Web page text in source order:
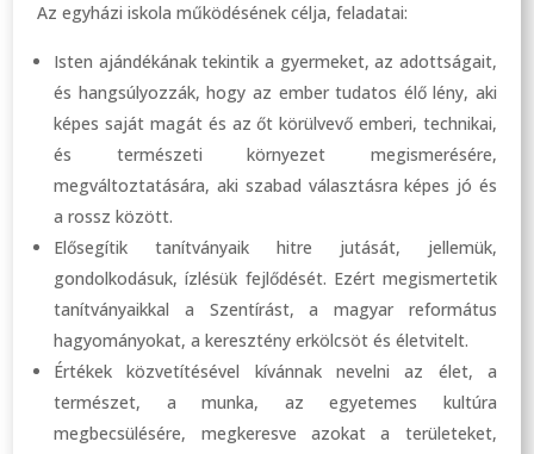
Az egyházi iskola működésének célja, feladatai:
Isten ajándékának tekintik a gyermeket, az adottságait,
és hangsúlyozzák, hogy az ember tudatos élő lény, aki
képes saját magát és az őt körülvevő emberi, technikai,
és természeti környezet megismerésére,
megváltoztatására, aki szabad választásra képes jó és
a rossz között.
Elősegítik tanítványaik hitre jutását, jellemük,
gondolkodásuk, ízlésük fejlődését. Ezért megismertetik
tanítványaikkal a Szentírást, a magyar református
hagyományokat, a keresztény erkölcsöt és életvitelt.
Értékek közvetítésével kívánnak nevelni az élet, a
természet, a munka, az egyetemes kultúra
megbecsülésére, megkeresve azokat a területeket,